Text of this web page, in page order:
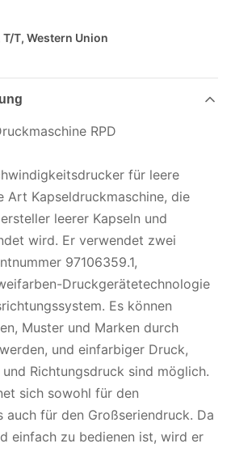
T/T, Western Union
RPD
für leere
Art Kapseldruckmaschine, die
leerer Kapseln und
wird. Er verwendet zwei
97106359.1,
Druckgerätetechnologie
Es können
Muster und Marken durch
und einfarbiger Druck,
Richtungsdruck sind möglich.
sich sowohl für den
auch für den Großseriendruck. Da
einfach zu bedienen ist, wird er